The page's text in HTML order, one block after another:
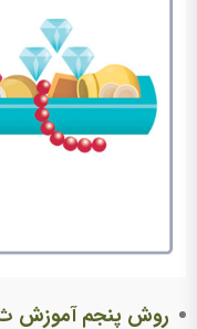
روش پنجم آموزش